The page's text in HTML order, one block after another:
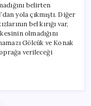
belirten
yola çıkmıştı. Diğer
bel kırığı var,
olmadığını
Gölcük ve Konak
verileceği